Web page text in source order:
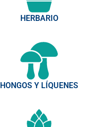
HERBARIO
HONGOS Y LÍQUENES